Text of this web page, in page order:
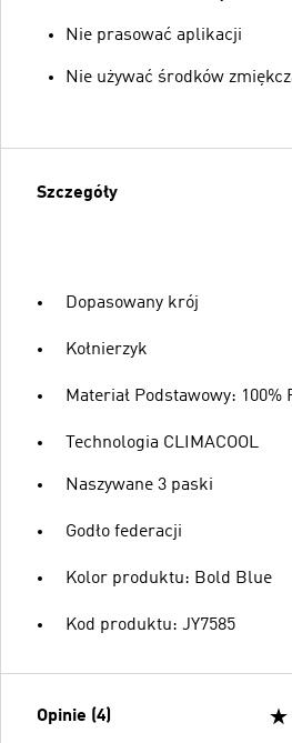
Nie prasować aplikacji
Nie używać środków
Szczegóły
Dopasowany krój
Kołnierzyk
Materiał Podstawowy: 100%
Technologia CLIMACOOL
Naszywane 3 paski
Godło federacji
Kolor produktu: Bold Blue
Kod produktu: JY7585
Opinie (4)